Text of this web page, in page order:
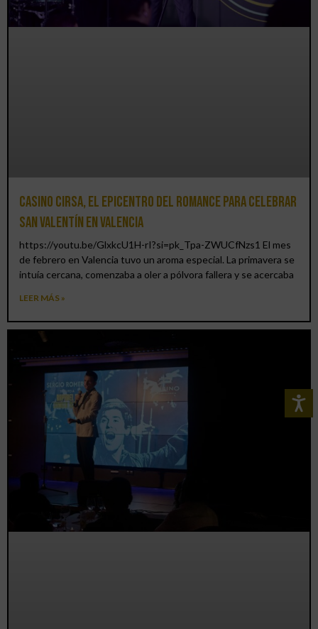
Casino CIRSA, el epicentro del romance para celebrar
San Valentín en Valencia
https://youtu.be/GlxkcU1H-rI?si=pk_Tpa-ZWUCfNzs1 El mes
de febrero en Valencia tuvo un aroma especial. La primavera se
intuía cercana, comenzaba a oler a pólvora fallera y se acercaba
LEER MÁS »